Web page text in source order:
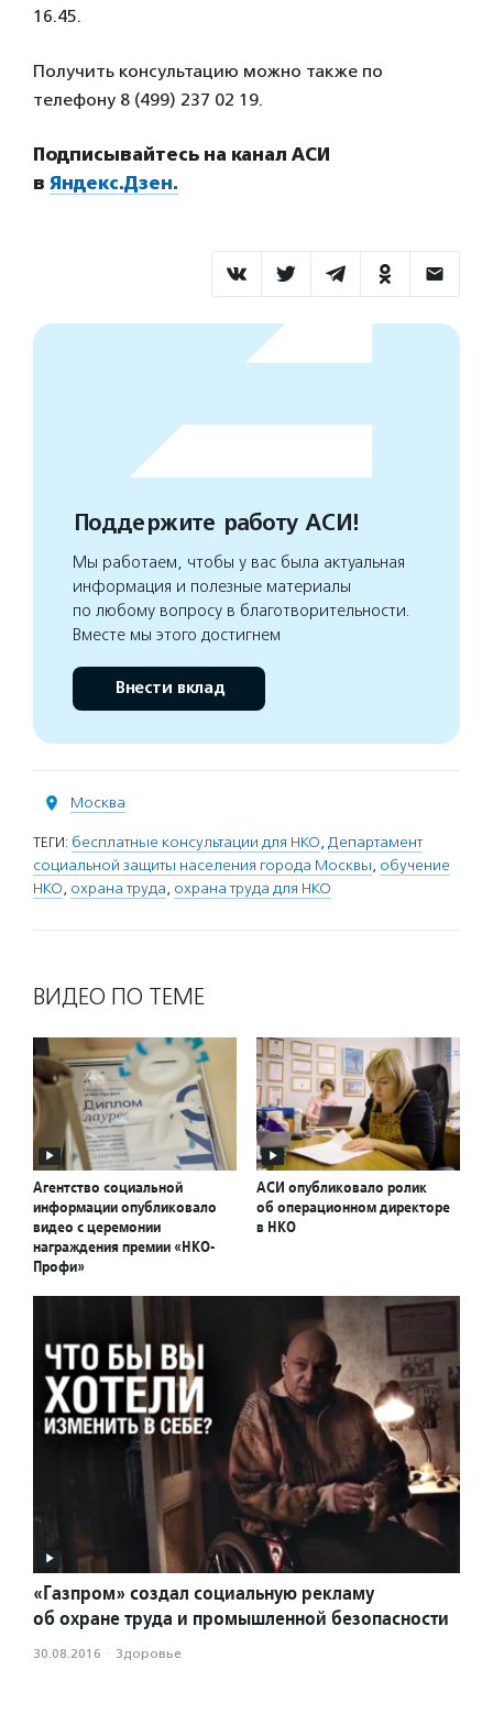
16.45.
Получить консультацию можно также по
телефону 8 (499) 237 02 19.
Подписывайтесь на канал АСИ
в Яндекс.Дзен.
Поддержите работу АСИ!
Мы работаем, чтобы у вас была актуальная
информация и полезные материалы
по любому вопросу в благотворительности.
Вместе мы этого достигнем
Внести вклад
Москва
ТЕГИ: бесплатные консультации для НКО, Департамент
социальной защиты населения города Москвы, обучение
НКО, охрана труда, охрана труда для НКО
ВИДЕО ПО ТЕМЕ
Агентство социальной
информации опубликовало
видео с церемонии
награждения премии «НКО-
Профи»
АСИ опубликовало ролик
об операционном директоре
в НКО
«Газпром» создал социальную рекламу
об охране труда и промышленной безопасности
30.08.2016 · Здоровье